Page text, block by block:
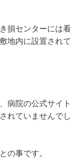
損センターには看
地内に設置されて
病院の公式サイト
れていませんでし
の事です。